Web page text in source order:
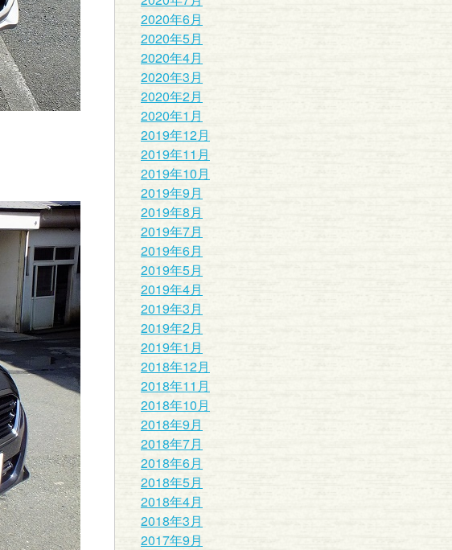
2020年6月
2020年5月
2020年4月
2020年3月
2020年2月
2020年1月
2019年12月
2019年11月
2019年10月
2019年9月
2019年8月
2019年7月
2019年6月
2019年5月
2019年4月
2019年3月
2019年2月
2019年1月
2018年12月
2018年11月
2018年10月
2018年9月
2018年7月
2018年6月
2018年5月
2018年4月
2018年3月
2017年9月